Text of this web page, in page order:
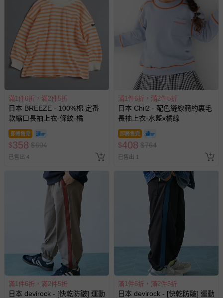
滿1件6折，滿2件5折
日本 BREEZE - 100%棉 定番
款縮口長袖上衣-條紋-橘
即將售完
$358 $604
已售出 4
滿1件6折，滿2件5折
日本 Chil2 - 配色縫線簡約裏毛
長袖上衣-水藍x橘線
即將售完
$408 $764
已售出 1
滿1件6折，滿2件5折
日本 devirock - [快乾防皺] 運動
滿1件6折，滿2件5折
日本 devirock - [快乾防皺] 運動